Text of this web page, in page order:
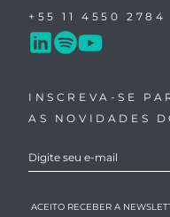
+55 11 4550 2784
INSCREVA-SE
AS NOVIDADES
ACEITO RECEBER A